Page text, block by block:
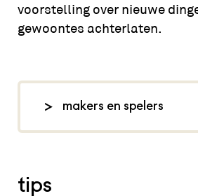
voorstelling over nieuwe
gewoontes achterlaten.
makers en spelers
en Jaike Belfor, foto: Jan
tips